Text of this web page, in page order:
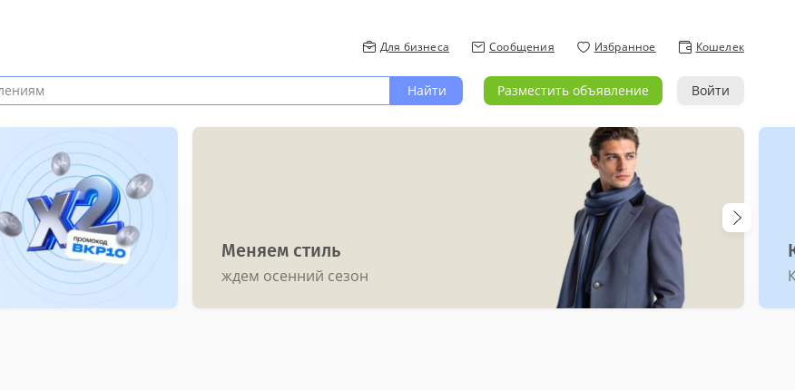
Для бизнеса Сообщения Избранное Кошелек
Найти Разместить объявление Войти
Меняем стиль
ждем осенний сезон